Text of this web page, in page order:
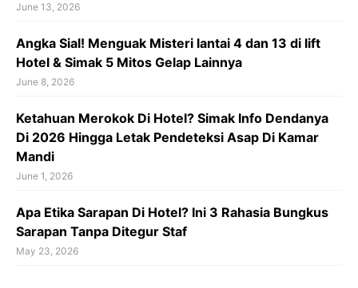
June 13, 2026
Angka Sial! Menguak Misteri lantai 4 dan 13 di lift
Hotel & Simak 5 Mitos Gelap Lainnya
June 8, 2026
Ketahuan Merokok Di Hotel? Simak Info Dendanya
Di 2026 Hingga Letak Pendeteksi Asap Di Kamar
Mandi
June 1, 2026
Apa Etika Sarapan Di Hotel? Ini 3 Rahasia Bungkus
Sarapan Tanpa Ditegur Staf
May 23, 2026